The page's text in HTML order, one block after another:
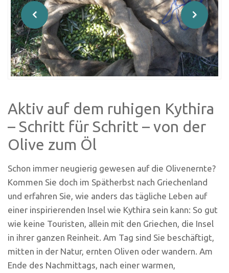
Aktiv auf dem ruhigen Kythira
– Schritt für Schritt – von der
Olive zum Öl
Schon immer neugierig gewesen auf die Olivenernte?
Kommen Sie doch im Spätherbst nach Griechenland
und erfahren Sie, wie anders das tägliche Leben auf
einer inspirierenden Insel wie Kythira sein kann: So gut
wie keine Touristen, allein mit den Griechen, die Insel
in ihrer ganzen Reinheit. Am Tag sind Sie beschäftigt,
mitten in der Natur, ernten Oliven oder wandern. Am
Ende des Nachmittags, nach einer warmen,